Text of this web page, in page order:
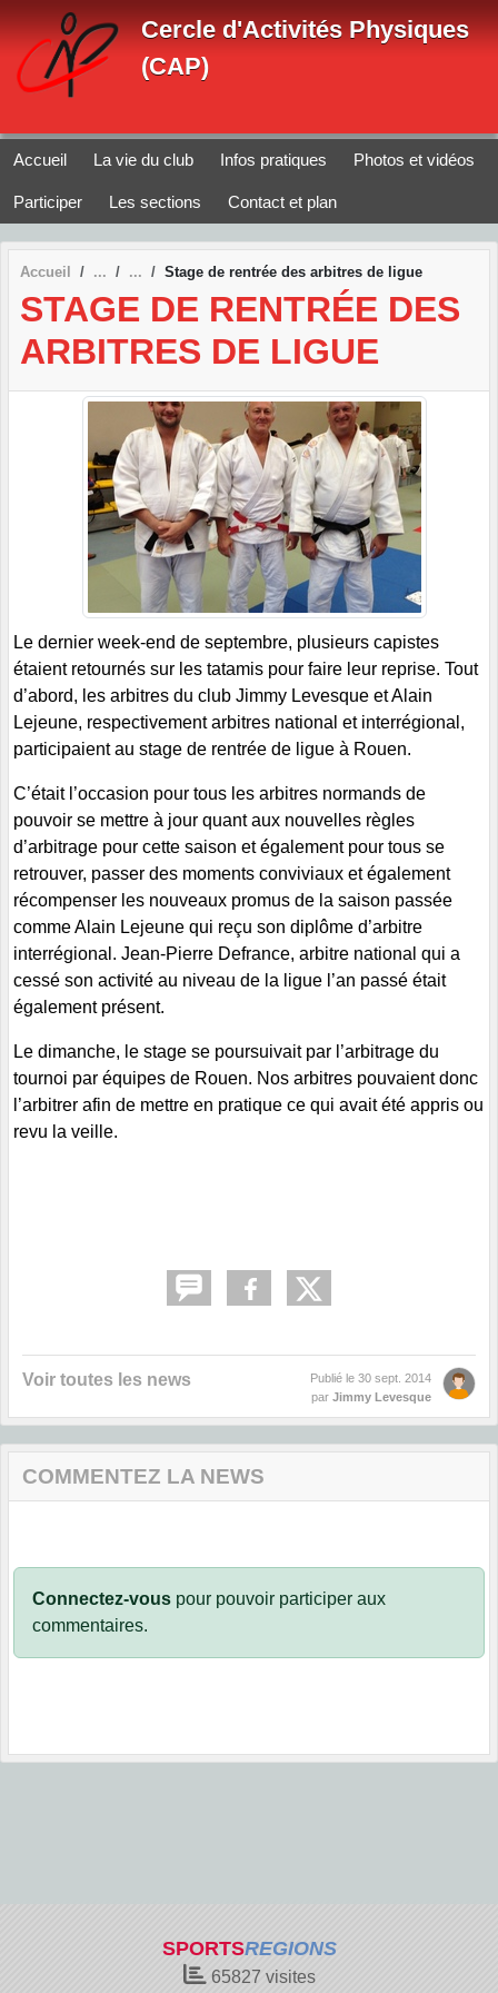
Cercle d'Activités Physiques
(CAP)
Accueil La vie du club Infos pratiques Photos et vidéos
Participer Les sections Contact et plan
Accueil Stage de rentrée des arbitres de ligue
STAGE DE RENTRÉE DES
ARBITRES DE LIGUE
Le dernier week-end de septembre, plusieurs capistes
étaient retournés sur les tatamis pour faire leur reprise. Tout
d’abord, les arbitres du club Jimmy Levesque et Alain
Lejeune, respectivement arbitres national et interrégional,
participaient au stage de rentrée de ligue à Rouen.
C’était l’occasion pour tous les arbitres normands de
pouvoir se mettre à jour quant aux nouvelles règles
d’arbitrage pour cette saison et également pour tous se
retrouver, passer des moments conviviaux et également
récompenser les nouveaux promus de la saison passée
comme Alain Lejeune qui reçu son diplôme d’arbitre
interrégional. Jean-Pierre Defrance, arbitre national qui a
cessé son activité au niveau de la ligue l’an passé était
également présent.
Le dimanche, le stage se poursuivait par l’arbitrage du
tournoi par équipes de Rouen. Nos arbitres pouvaient donc
l’arbitrer afin de mettre en pratique ce qui avait été appris ou
revu la veille.
Voir toutes les news Publié le 30 sept. 2014
par Jimmy Levesque
COMMENTEZ LA NEWS
Connectez-vous pour pouvoir participer aux
commentaires.
SPORTSREGIONS
65827 visites
Panneau de gestion des cookies